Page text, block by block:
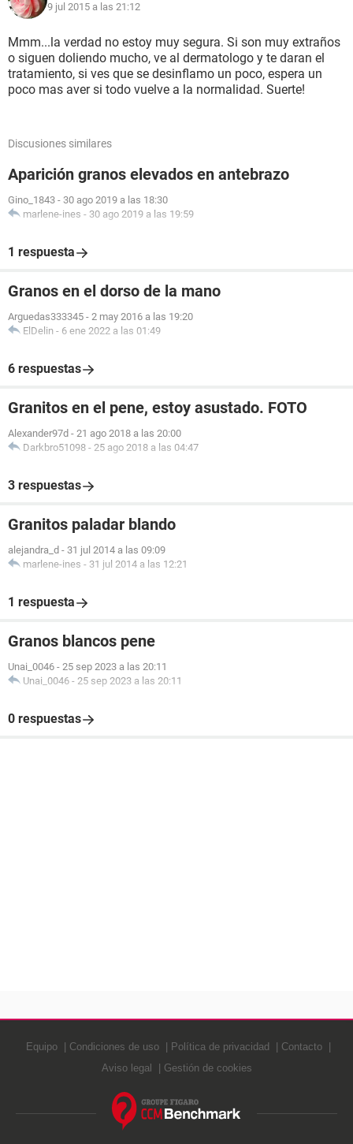
9 jul 2015 a las 21:12
Mmm...la verdad no estoy muy segura. Si son muy extraños
o siguen doliendo mucho, ve al dermatologo y te daran el
tratamiento, si ves que se desinflamo un poco, espera un
poco mas aver si todo vuelve a la normalidad. Suerte!
Discusiones similares
Aparición granos elevados en antebrazo
Gino_1843 - 30 ago 2019 a las 18:30
marlene-ines - 30 ago 2019 a las 19:59
1 respuesta
Granos en el dorso de la mano
Arguedas333345 - 2 may 2016 a las 19:20
ElDelin - 6 ene 2022 a las 01:49
6 respuestas
Granitos en el pene, estoy asustado. FOTO
Alexander97d - 21 ago 2018 a las 20:00
Darkbro51098 - 25 ago 2018 a las 04:47
3 respuestas
Granitos paladar blando
alejandra_d - 31 jul 2014 a las 09:09
marlene-ines - 31 jul 2014 a las 12:21
1 respuesta
Granos blancos pene
Unai_0046 - 25 sep 2023 a las 20:11
Unai_0046 - 25 sep 2023 a las 20:11
0 respuestas
Equipo Condiciones de uso Política de privacidad
Contacto
Aviso legal
Gestión de cookies